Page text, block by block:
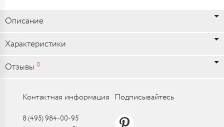
Описание
Характеристики
Отзывы 0
Контактная информация
8 (495) 984-00-95
Подписывайтесь